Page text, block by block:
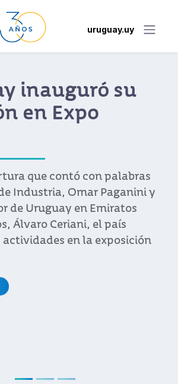
uruguay.uy
Las empresas de
Uruguay podrán
en Amazon
El gigante estadounidense
electrónico incluyó esta
Uruguay como país elegible
productos a través de su